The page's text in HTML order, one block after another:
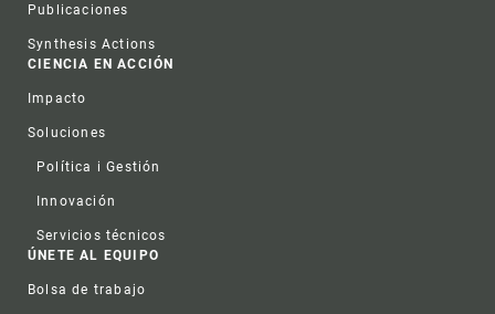
Publicaciones
Synthesis Actions
CIENCIA EN ACCIÓN
Impacto
Soluciones
Política i Gestión
Innovación
Servicios técnicos
ÚNETE AL EQUIPO
Bolsa de trabajo